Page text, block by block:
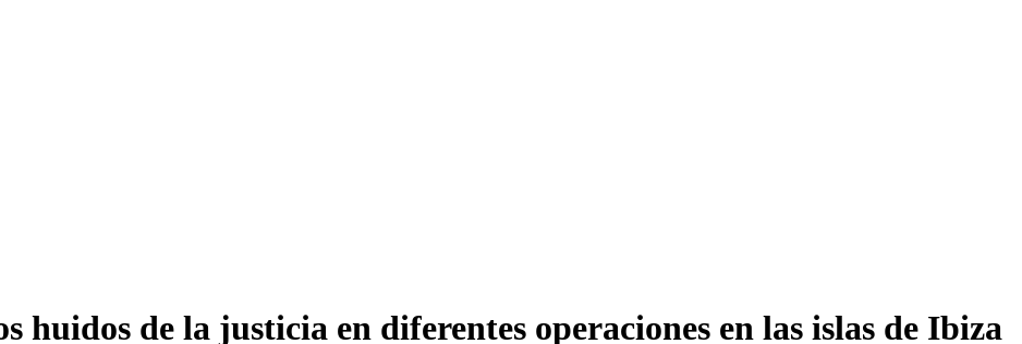
huidos de la justicia en diferentes operaciones en las islas de Ibiza